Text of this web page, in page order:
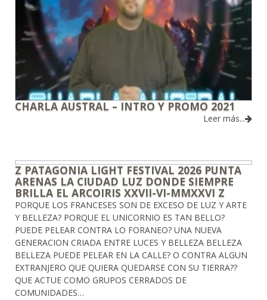
CHARLA AUSTRAL – INTRO Y PROMO 2021
Leer más...
Z PATAGONIA LIGHT FESTIVAL 2026 PUNTA
ARENAS LA CIUDAD LUZ DONDE SIEMPRE
BRILLA EL ARCOIRIS XXVII-VI-MMXXVI Z
PORQUE LOS FRANCESES SON DE EXCESO DE LUZ Y ARTE
Y BELLEZA? PORQUE EL UNICORNIO ES TAN BELLO?
PUEDE PELEAR CONTRA LO FORANEO? UNA NUEVA
GENERACION CRIADA ENTRE LUCES Y BELLEZA BELLEZA
BELLEZA PUEDE PELEAR EN LA CALLE? O CONTRA ALGUN
EXTRANJERO QUE QUIERA QUEDARSE CON SU TIERRA??
QUE ACTUE COMO GRUPOS CERRADOS DE
COMUNIDADES…